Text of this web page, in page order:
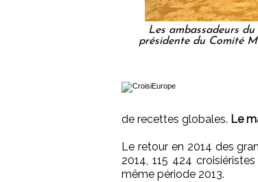
Les ambassadeurs
présidente du Comité
de recettes globales. Le
Le retour en 2014 des
2014, 115 424
même période 2013.